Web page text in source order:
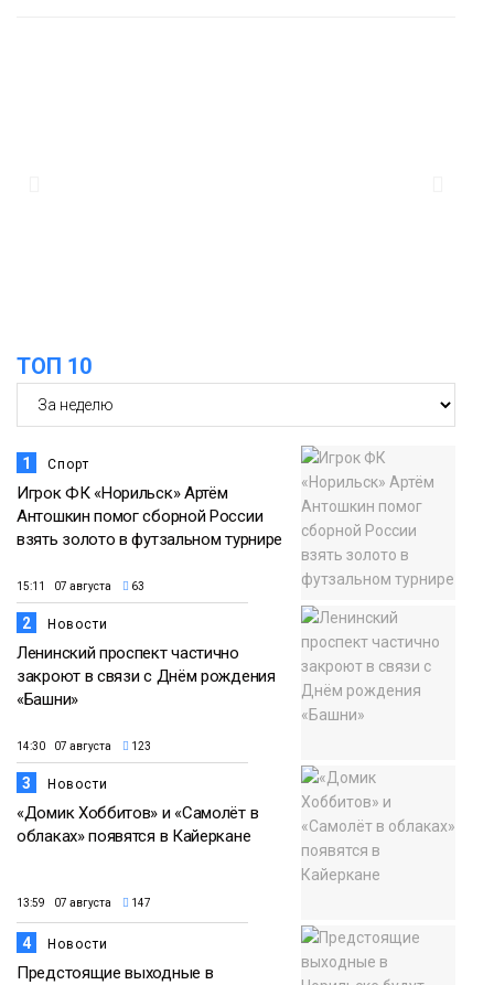
ТОП 10
1 Спорт
Игрок ФК «Норильск» Артём
Антошкин помог сборной России
взять золото в футзальном турнире
15:11 07 августа 63
2 Новости
Ленинский проспект частично
закроют в связи с Днём рождения
«Башни»
14:30 07 августа 123
3 Новости
«Домик Хоббитов» и «Самолёт в
облаках» появятся в Кайеркане
13:59 07 августа 147
4 Новости
Предстоящие выходные в